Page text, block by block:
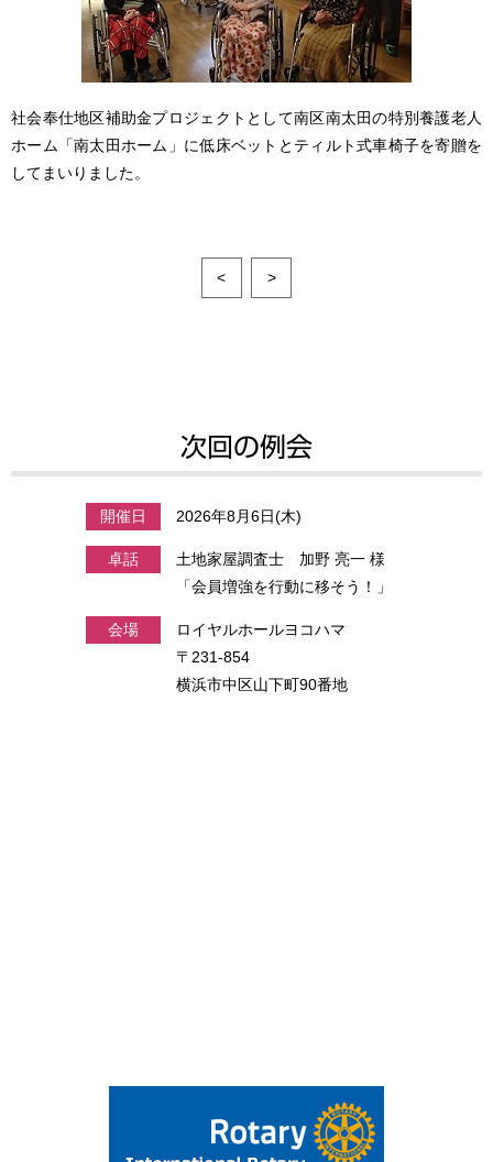
社会奉仕地区補助金プロジェクトとして南区南太田の特別養護老人
ホーム「南太田ホーム」に低床ベットとティルト式車椅子を寄贈を
してまいりました。
< >
次回の例会
開催日 2026年8月6日(木)
卓話
土地家屋調査士 加野 亮一 様
「会員増強を行動に移そう！」
会場
ロイヤルホールヨコハマ
〒231-854
横浜市中区山下町90番地